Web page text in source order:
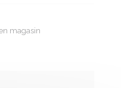
magasin